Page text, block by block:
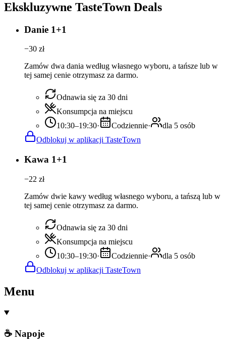
Ekskluzywne TasteTown Deals
Danie 1+1
−30 zł
Zamów dwa dania według własnego wyboru, a tańsze lub w
tej samej cenie otrzymasz za darmo.
Odnawia się za 30 dni
Konsumpcja na miejscu
10:30–19:30· Codziennie·
dla 5 osób
Odblokuj w aplikacji TasteTown
Kawa 1+1
−22 zł
Zamów dwie kawy według własnego wyboru, a tańszą lub w
tej samej cenie otrzymasz za darmo.
Odnawia się za 30 dni
Konsumpcja na miejscu
10:30–19:30· Codziennie·
dla 5 osób
Odblokuj w aplikacji TasteTown
Menu
☕ Napoje